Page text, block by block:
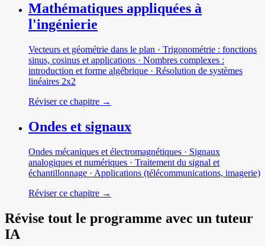
Mathématiques appliquées à
l'ingénierie
Vecteurs et géométrie dans le plan · Trigonométrie : fonctions
sinus, cosinus et applications · Nombres complexes :
introduction et forme algébrique · Résolution de systèmes
linéaires 2x2
Réviser ce chapitre →
Ondes et signaux
Ondes mécaniques et électromagnétiques · Signaux
analogiques et numériques · Traitement du signal et
échantillonnage · Applications (télécommunications, imagerie)
Réviser ce chapitre →
Révise tout le programme avec un tuteur
IA